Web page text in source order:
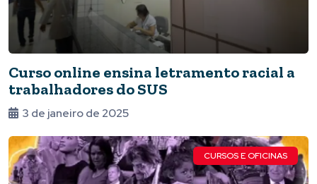
Curso online ensina letramento racial a
trabalhadores do SUS
3 de janeiro de 2025
CURSOS E OFICINAS